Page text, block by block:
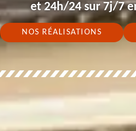
et 24h/24 sur 7j/7
NOS RÉALISATIONS